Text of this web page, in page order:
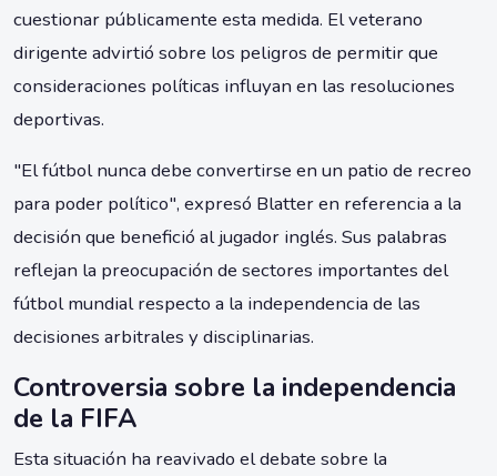
cuestionar públicamente esta medida. El veterano
dirigente advirtió sobre los peligros de permitir que
consideraciones políticas influyan en las resoluciones
deportivas.
"El fútbol nunca debe convertirse en un patio de recreo
para poder político", expresó Blatter en referencia a la
decisión que benefició al jugador inglés. Sus palabras
reflejan la preocupación de sectores importantes del
fútbol mundial respecto a la independencia de las
decisiones arbitrales y disciplinarias.
Controversia sobre la independencia
de la FIFA
Esta situación ha reavivado el debate sobre la